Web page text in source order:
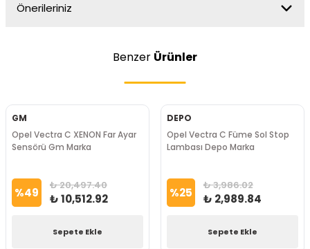
Önerileriniz
Benzer Ürünler
GM
Opel Vectra C XENON Far Ayar
Sensörü Gm Marka
%49 ₺ 20,497.40
₺ 10,512.92
Sepete Ekle
DEPO
Opel Vectra C Füme Sol Stop
Lambası Depo Marka
%25 ₺ 3,986.02
₺ 2,989.84
Sepete Ekle